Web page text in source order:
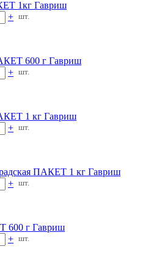
1кг Гавриш
+ шт.
600 г Гавриш
+ шт.
1 кг Гавриш
+ шт.
ПАКЕТ 1 кг Гавриш
+ шт.
600 г Гавриш
+ шт.